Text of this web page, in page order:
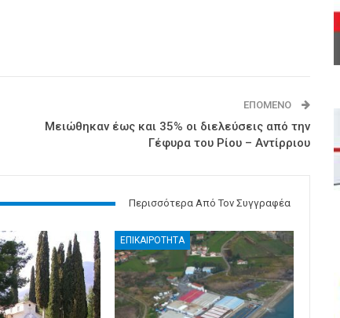
ΕΠΌΜΕΝΟ
Μειώθηκαν έως και 35% οι διελεύσεις από την
Γέφυρα του Ρίου – Αντίρριου
Περισσότερα Από Τον Συγγραφέα
ΕΠΙΚΑΙΡΟΤΗΤΑ